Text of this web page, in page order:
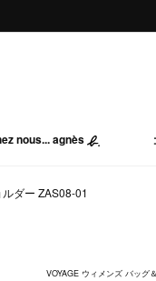
nous... agnès
ダー ZAS08-01
VOYAGE ウィメンズ バッグ